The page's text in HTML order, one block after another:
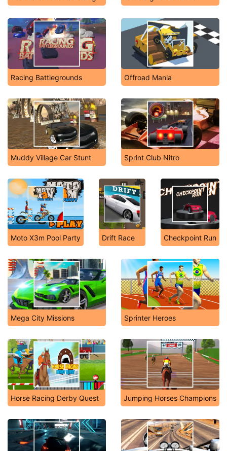
Racing Battlegrounds Offroad Mania
Muddy Village Car Stunt Sprint Club Nitro
Moto X3m Pool Party Drift Race Checkpoint Run
Mega City Missions Sprinter Heroes
Horse Racing Derby Quest Jumping Horses Champions